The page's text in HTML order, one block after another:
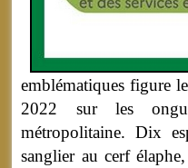
emblématiques figure
2022 sur les
métropolitaine. Dix
sanglier au cerf